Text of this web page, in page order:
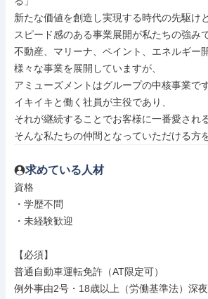
新たな価値を創造し実現する時代の先駆け
スピード感のある事業展開が私たちの強みで
不動産、マリーナ、ペイント、エネルギー
様々な事業を展開していますが、
アミューズメントはグループの中核事業です
イキイキと働く社員が主役であり、
それが継続することでお客様に一番愛され
そんな私たちの仲間となっていただける方
求めている人材
資格
・学歴不問
・未経験歓迎
【必須】
普通自動車運転免許（AT限定可）
例外事由2号・18歳以上（労働基準法）深